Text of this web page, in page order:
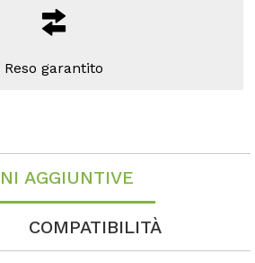
Reso garantito
AGGIUNTIVE
COMPATIBILITÀ